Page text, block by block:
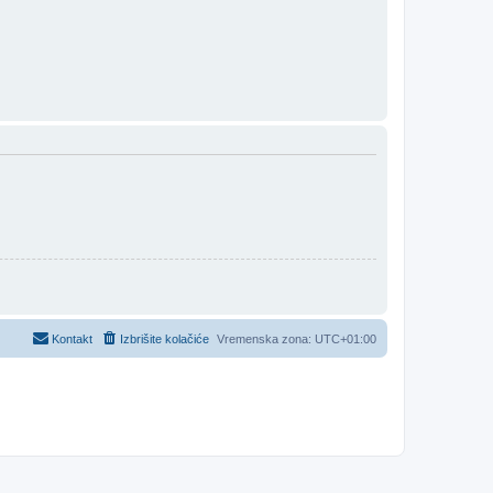
Vremenska zona: UTC+01:00
Izbrišite kolačiće
Kontakt